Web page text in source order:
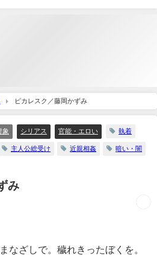
ピカレスク／藤岡かずみ
象 シリアス 官能・エロい 執着
主人公総受け 近親相姦 暗い・闇
み
なざしで。穢れきったぼくを。